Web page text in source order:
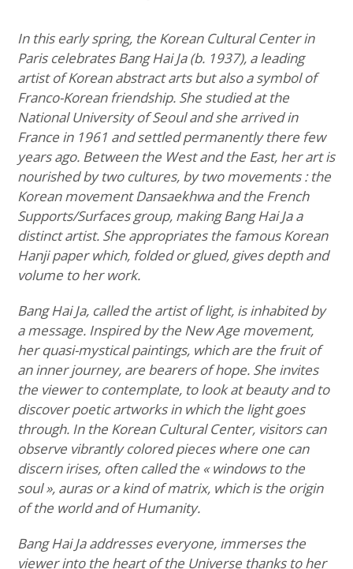
In this early spring, the Korean Cultural Center in
Paris celebrates Bang Hai Ja (b. 1937), a leading
artist of Korean abstract arts but also a symbol of
Franco-Korean friendship. She studied at the
National University of Seoul and she arrived in
France in 1961 and settled permanently there few
years ago. Between the West and the East, her art is
nourished by two cultures, by two movements : the
Korean movement Dansaekhwa and the French
Supports/Surfaces group, making Bang Hai Ja a
distinct artist. She appropriates the famous Korean
Hanji paper which, folded or glued, gives depth and
volume to her work.
Bang Hai Ja, called the artist of light, is inhabited by
a message. Inspired by the New Age movement,
her quasi-mystical paintings, which are the fruit of
an inner journey, are bearers of hope. She invites
the viewer to contemplate, to look at beauty and to
discover poetic artworks in which the light goes
through. In the Korean Cultural Center, visitors can
observe vibrantly colored pieces where one can
discern irises, often called the « windows to the
soul », auras or a kind of matrix, which is the origin
of the world and of Humanity.
Bang Hai Ja addresses everyone, immerses the
viewer into the heart of the Universe thanks to her